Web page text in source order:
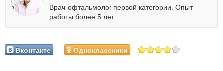
Врач-офтальмолог первой категории. Опыт
работы более 5 лет.
Вконтакте Одноклассники